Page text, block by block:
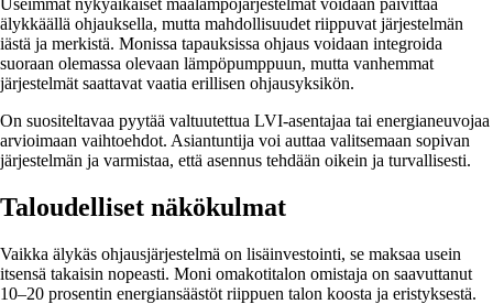
Useimmat nykyaikaiset maalämpöjärjestelmät voidaan päivittää
älykkäällä ohjauksella, mutta mahdollisuudet riippuvat järjestelmän
iästä ja merkistä. Monissa tapauksissa ohjaus voidaan integroida
suoraan olemassa olevaan lämpöpumppuun, mutta vanhemmat
järjestelmät saattavat vaatia erillisen ohjausyksikön.
On suositeltavaa pyytää valtuutettua LVI-asentajaa tai energianeuvojaa
arvioimaan vaihtoehdot. Asiantuntija voi auttaa valitsemaan sopivan
järjestelmän ja varmistaa, että asennus tehdään oikein ja turvallisesti.
Taloudelliset näkökulmat
Vaikka älykäs ohjausjärjestelmä on lisäinvestointi, se maksaa usein
itsensä takaisin nopeasti. Moni omakotitalon omistaja on saavuttanut
10–20 prosentin energiansäästöt riippuen talon koosta ja eristyksestä.